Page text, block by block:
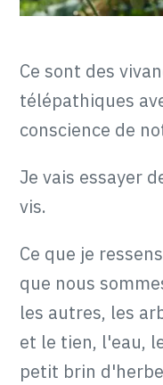
Ce sont des
télépathiques
conscience de
Je vais essayer
vis.
Ce que je
que nous
les autres, les
et le tien, l'eau,
petit brin